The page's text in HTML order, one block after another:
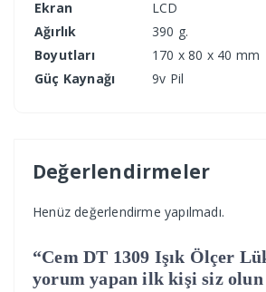
Ekran
LCD
Ağırlık
390 g.
Boyutları
170 x 80 x 40 mm
Güç Kaynağı
9v Pil
Değerlendirmeler
Henüz değerlendirme yapılmadı.
“Cem DT 1309 Işık Ölçer
yorum yapan ilk kişi siz olun